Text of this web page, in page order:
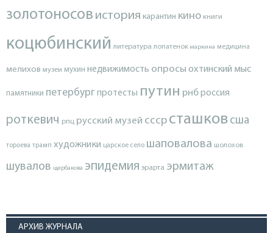
золотоносов история карантин кино книги
коцюбинский литература лопатенок маркина медицина
мелихов музеи мухин недвижимость опросы охтинский мыс
памятники петербургпротесты путин рнброссия
роткевич рпц русский музей ссср сташков сша
тороева трамп художники царское село шаповалова шолохов
шувалов щербакова эпидемия эрарта эрмитаж
АРХИВ ЖУРНАЛА